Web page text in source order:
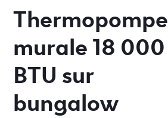
Thermopompe
murale 18 000
BTU sur
bungalow